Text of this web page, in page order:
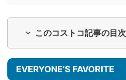
このコストコ記事の目次
EVERYONE’S FAVORITE